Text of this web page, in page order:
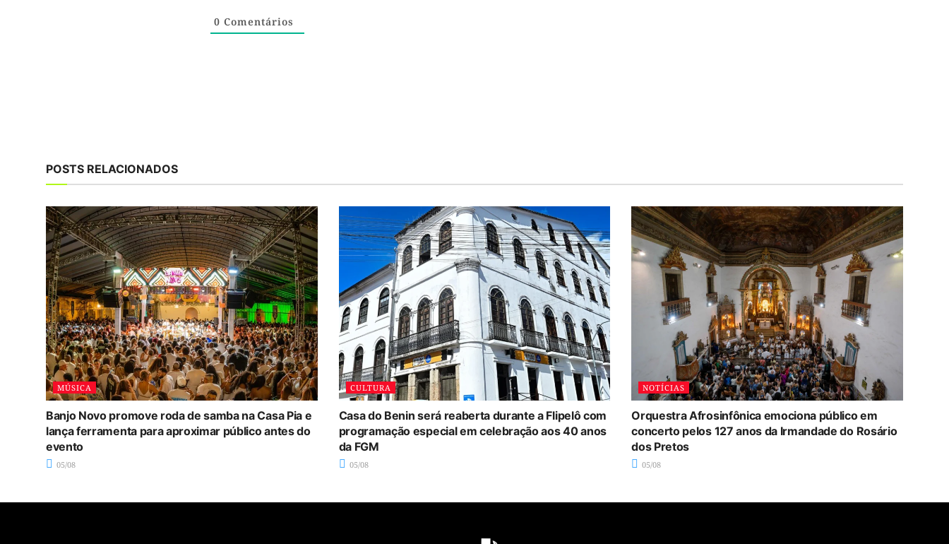
0 Comentários
POSTS RELACIONADOS
MÚSICA
Banjo Novo promove roda de samba na Casa Pia e
lança ferramenta para aproximar público antes do
evento
05/08
CULTURA
Casa do Benin será reaberta durante a Flipelô com
programação especial em celebração aos 40 anos
da FGM
05/08
NOTÍCIAS
Orquestra Afrosinfônica emociona público em
concerto pelos 127 anos da Irmandade do Rosário
dos Pretos
05/08